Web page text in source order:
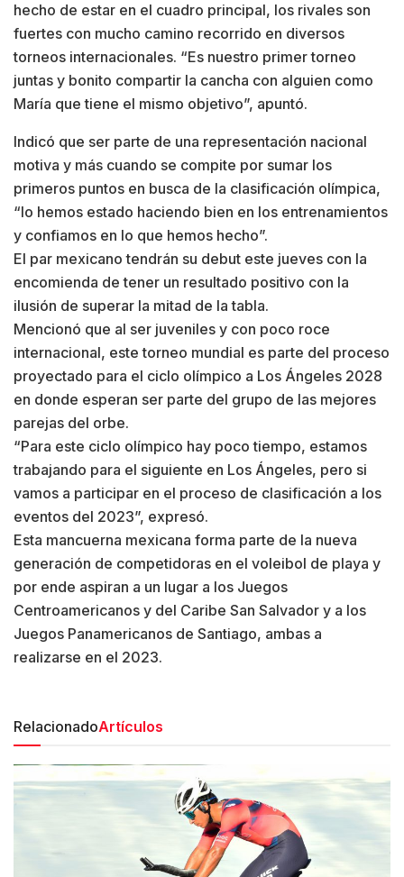
hecho de estar en el cuadro principal, los rivales son
fuertes con mucho camino recorrido en diversos
torneos internacionales. “Es nuestro primer torneo
juntas y bonito compartir la cancha con alguien como
María que tiene el mismo objetivo”, apuntó.
Indicó que ser parte de una representación nacional
motiva y más cuando se compite por sumar los
primeros puntos en busca de la clasificación olímpica,
“lo hemos estado haciendo bien en los entrenamientos
y confiamos en lo que hemos hecho”.
El par mexicano tendrán su debut este jueves con la
encomienda de tener un resultado positivo con la
ilusión de superar la mitad de la tabla.
Mencionó que al ser juveniles y con poco roce
internacional, este torneo mundial es parte del proceso
proyectado para el ciclo olímpico a Los Ángeles 2028
en donde esperan ser parte del grupo de las mejores
parejas del orbe.
“Para este ciclo olímpico hay poco tiempo, estamos
trabajando para el siguiente en Los Ángeles, pero si
vamos a participar en el proceso de clasificación a los
eventos del 2023”, expresó.
Esta mancuerna mexicana forma parte de la nueva
generación de competidoras en el voleibol de playa y
por ende aspiran a un lugar a los Juegos
Centroamericanos y del Caribe San Salvador y a los
Juegos Panamericanos de Santiago, ambas a
realizarse en el 2023.
RelacionadoArtículos